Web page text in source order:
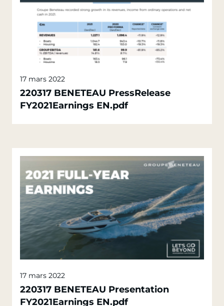
17 mars 2022
220317 BENETEAU PressRelease
FY2021Earnings EN.pdf
17 mars 2022
220317 BENETEAU Presentation
FY2021Earnings EN.pdf